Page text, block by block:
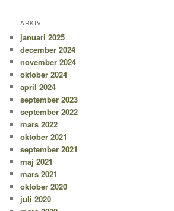
ARKIV
januari 2025
december 2024
november 2024
oktober 2024
april 2024
september 2023
september 2022
mars 2022
oktober 2021
september 2021
maj 2021
mars 2021
oktober 2020
juli 2020